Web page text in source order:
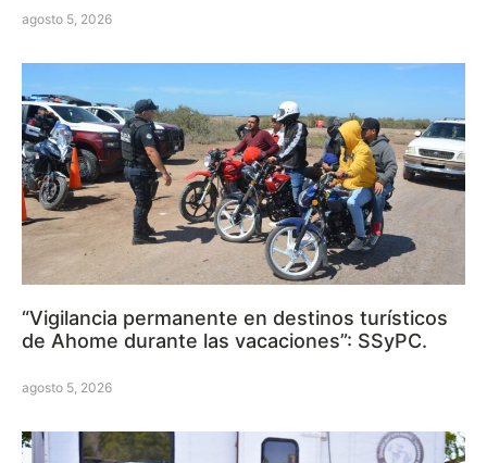
agosto 5, 2026
“Vigilancia permanente en destinos turísticos
de Ahome durante las vacaciones”: SSyPC.
agosto 5, 2026